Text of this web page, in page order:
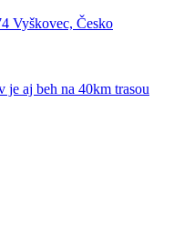
Vyškovec, Česko
je aj beh na 40km trasou